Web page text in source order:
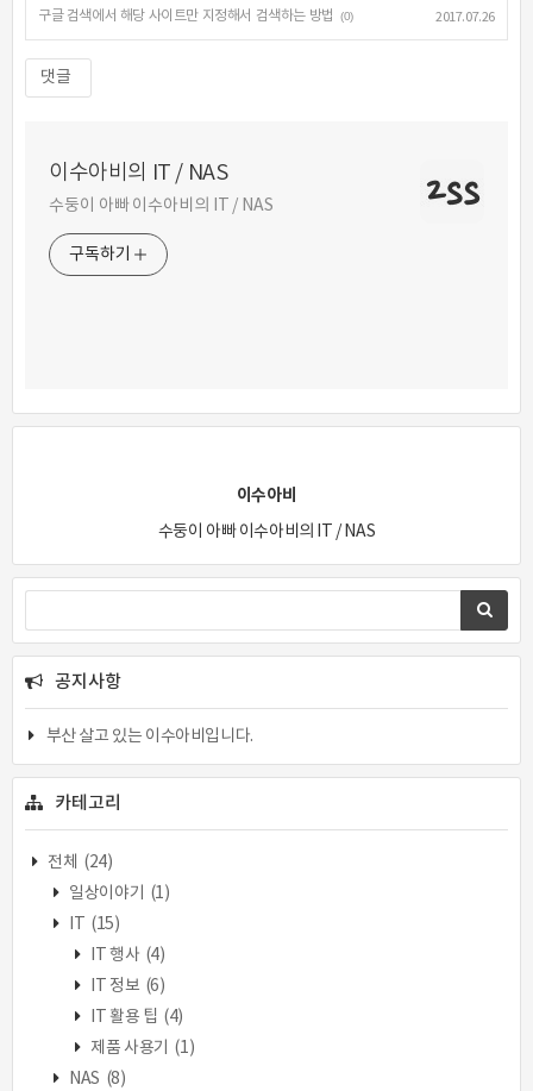
구글 검색에서 해당 사이트만 지정해서 검색하는 방법 (0) 2017.07.26
댓글
이수아비의 IT / NAS
수둥이 아빠 이수아비의 IT / NAS
구독하기
이수아비
수둥이 아빠 이수아비의 IT / NAS
공지사항
부산 살고 있는 이수아비입니다.
카테고리
전체
(24)
일상이야기
(1)
(15)
IT 행사 (4)
IT 정보 (6)
IT 활용 팁 (4)
제품 사용기
(1)
NAS (8)